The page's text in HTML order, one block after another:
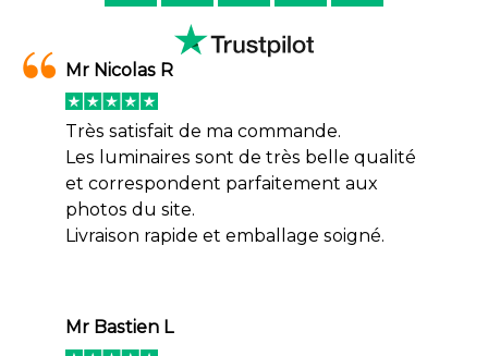
Mr Nicolas R
Très satisfait de ma commande.
Les luminaires sont de très belle qualité
et correspondent parfaitement aux
photos du site.
Livraison rapide et emballage soigné.
Mr Bastien L